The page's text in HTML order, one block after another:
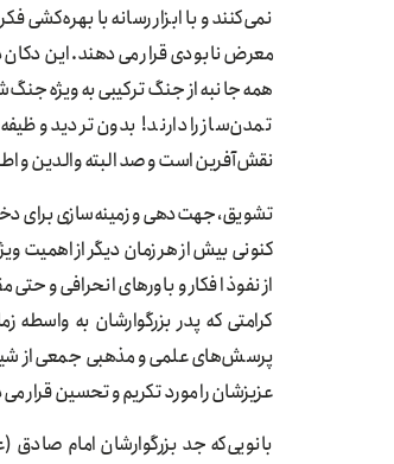
نمی‌کنند و با ابزار رسانه با
معرض نابودی قرار می‌دهند. این
همه جانبه از جنگ ترکیبی به‌ویژه
تمدن‌ساز را دارند! بدون تردید
نقش‌آفرین است و صد البته والدین و
تشویق‌، جهت‌دهی و زمینه‌‌سازی برای
کنونی بیش از هر زمان دیگر از اهمیت
از نفوذ افکار و باورهای انحرافی و
کرامتی که پدر بزرگوارشان به
پرسش‌های علمی و مذهبی جمعی از
عزیزشان را مورد تکریم و تحسین قرار
بانویی‌که جد بزرگوارشان امام